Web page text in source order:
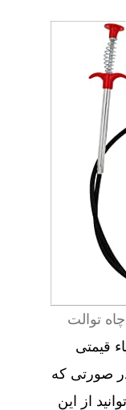
توالت
قیمتی
صورتی که
از این